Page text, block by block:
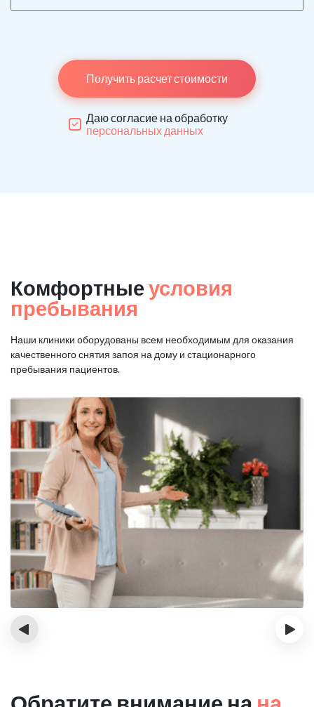
Получить расчет стоимости
Даю согласие на обработку
персональных данных
Комфортные условия
пребывания
Наши клиники оборудованы всем необходимым для оказания
качественного снятия запоя на дому и стационарного
пребывания пациентов.
‹ ›